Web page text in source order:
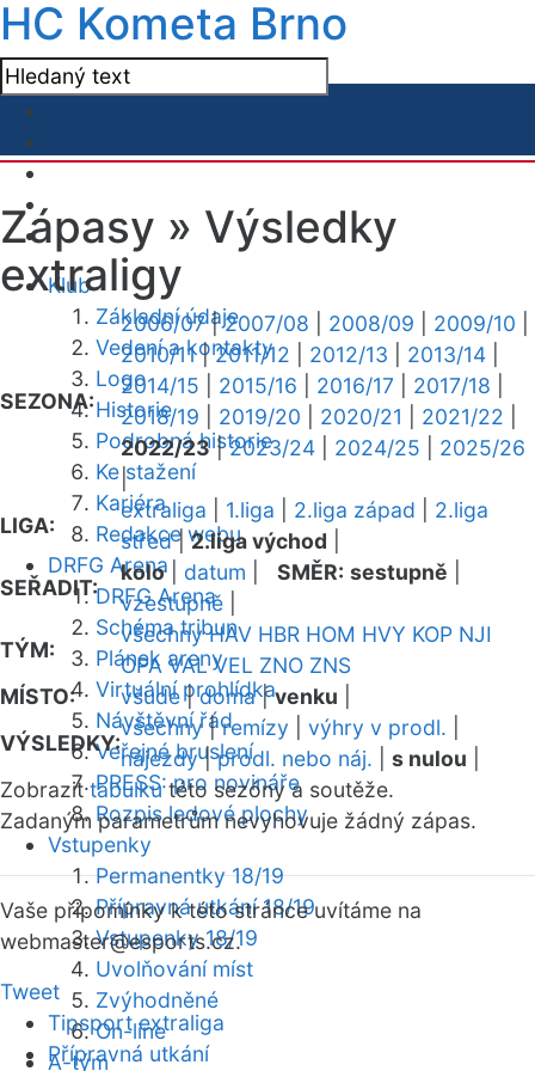
HC Kometa Brno
Klub
Základní údaje
Vedení a kontakty
Logo
Historie
Podrobná historie
Ke stažení
Kariéra
Redakce webu
DRFG Arena
DRFG Arena
Schéma tribun
Plánek areny
Virtuální prohlídka
Návštěvní řád
Veřejné bruslení
PRESS: pro novináře
Rozpis ledové plochy
Vstupenky
Permanentky 18/19
Přípravná utkání 18/19
Vstupenky 18/19
Uvolňování míst
Zvýhodněné
On-line
A-tým
Zápasy » Výsledky
extraligy
SEZONA:
2006/07|2007/08 2008/09 2009/10
2010/11|2011/12 2012/13 2013/14
2014/15
2015/16 2016/17 2017/18
2018/19
2019/20 2020/21 2021/22
2022/23|2023/24 2024/25
2025/26
|
LIGA:
extraliga 1.liga 2.liga západ
2.liga
střed|2.liga východ
SEŘADIT:
kolo| datum SMĚR: sestupně
vzestupně
TÝM:
všechny HAV HBR HOM HVY KOP NJI
OPA VAL VEL ZNO ZNS
MÍSTO:
všude|doma|venku
VÝSLEDKY:
všechny|remízy výhry v prodl.
nájezdy|prodl. nebo náj. s nulou
Zobrazittabulkutéto sezóny a soutěže.
Zadaným parametrům nevyhovuje žádný zápas.
Vaše připomínky k této stránce uvítáme na
webmaster@esports.cz.
Tweet
Tipsport extraliga
Přípravná utkání